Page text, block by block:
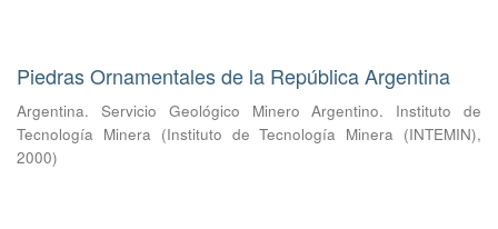
Piedras Ornamentales de la República Argentina
Argentina. Servicio Geológico Minero Argentino. Instituto de
Tecnología Minera (Instituto de Tecnología Minera (INTEMIN),
2000)